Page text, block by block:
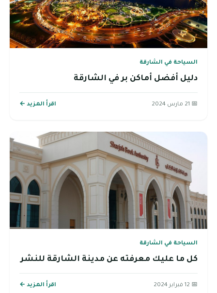
السياحة في الشارقة
دليل أفضل أماكن بر في الشارقة
📅 21 مارس 2024 اقرأ المزيد ←
السياحة في الشارقة
كل ما عليك معرفته عن مدينة الشارقة للنشر
📅 12 فبراير 2024 اقرأ المزيد ←